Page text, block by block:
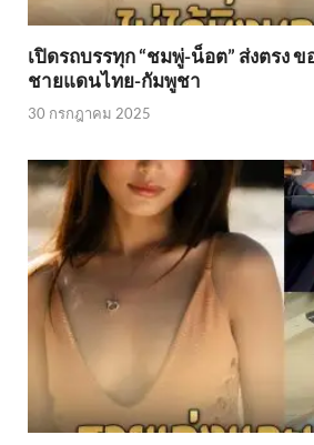
เปิดรถบรรทุก “ชมพู่-น็อต” ส่งตรง
ชายแดนไทย-กัมพูชา
30 กรกฎาคม 2025